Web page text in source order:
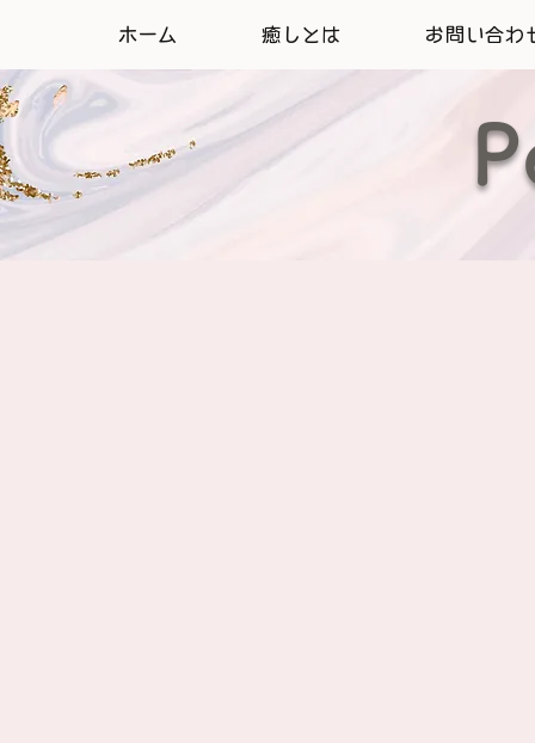
ホーム 癒しとは お問い合わ